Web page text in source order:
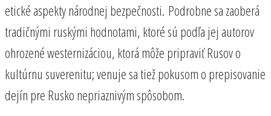
etické aspekty národnej bezpečnosti. Podrobne sa zaoberá
tradičnými ruskými hodnotami, ktoré sú podľa jej autorov
ohrozené westernizáciou, ktorá môže pripraviť Rusov o
kultúrnu suverenitu; venuje sa tiež pokusom o prepisovanie
dejín pre Rusko nepriaznivým spôsobom.